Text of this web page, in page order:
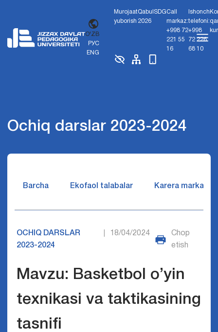
O'ZB
РУС
ENG
Murojaat
yuborish
Qabul
2026
SDGCall
markaz:
+998 72
221 55
16
Ishonch
telefoni:
+998
72 226
68 10
Ochiq darslar 2023-2024
Barcha Ekofaol talabalar Karera markazi
OCHIQ DARSLAR
2023-2024
18/04/2024
Chop
etish
Mavzu: Basketbol o’yin
texnikasi va taktikasining
tasnifi